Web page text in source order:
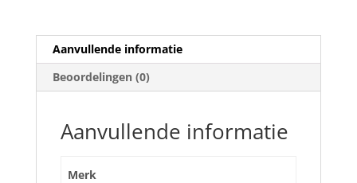
Aanvullende informatie
Beoordelingen (0)
Aanvullende informatie
Merk